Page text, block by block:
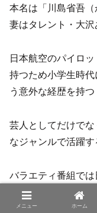
本名は「川島省吾（
妻はタレント・大
日本航空のパイロ
持つため小学生時
う意外な経歴を持つ
芸人としてだけで
なジャンルで活躍
バラエティ番組で
生より賢いの?」や
「中居正広のニュ
メニュー ホーム